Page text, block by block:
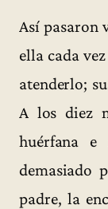
Así pasaron
ella cada
atenderlo;
A los diez
huérfana e
demasiado
padre, la